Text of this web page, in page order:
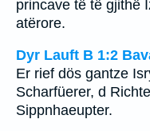
princave të të gjithë
atërore.
Dyr Lauft B 1:2
Er rief dös gantze
Scharfüerer, d
Sippnhaeupter.